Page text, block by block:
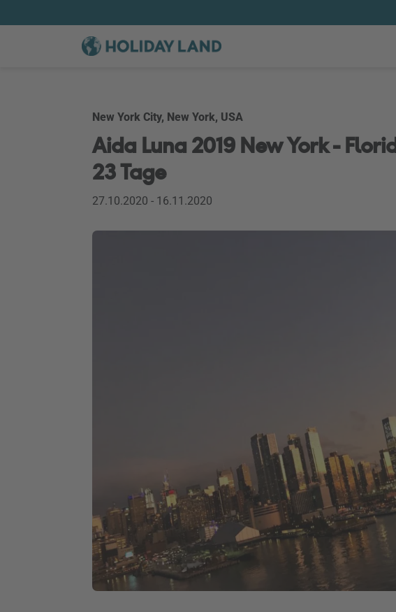
New York City, New York, USA
Aida Luna 2019 New York -
23 Tage
27.10.2020 - 16.11.2020